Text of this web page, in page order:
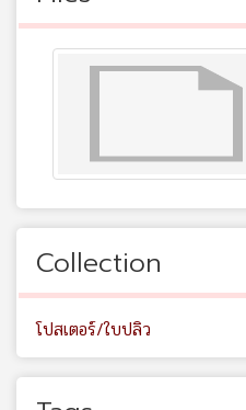
Collection
โปสเตอร์/ใบปลิว